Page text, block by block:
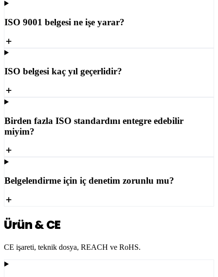
ISO 9001 belgesi ne işe yarar?
ISO belgesi kaç yıl geçerlidir?
Birden fazla ISO standardını entegre edebilir
miyim?
Belgelendirme için iç denetim zorunlu mu?
Ürün & CE
CE işareti, teknik dosya, REACH ve RoHS.